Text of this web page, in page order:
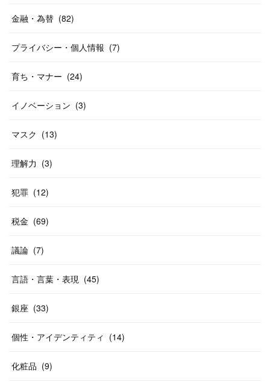
金融・為替 (82)
プライバシー・個人情報 (7)
育ち・マナー (24)
イノベーション (3)
マスク (13)
理解力 (3)
犯罪 (12)
税金 (69)
議論 (7)
言語・言葉・表現 (45)
銀座 (33)
個性・アイデンティティ (14)
化粧品 (9)